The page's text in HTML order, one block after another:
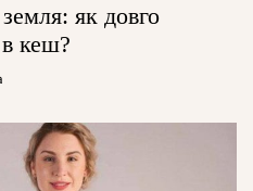
як довго
кеш?